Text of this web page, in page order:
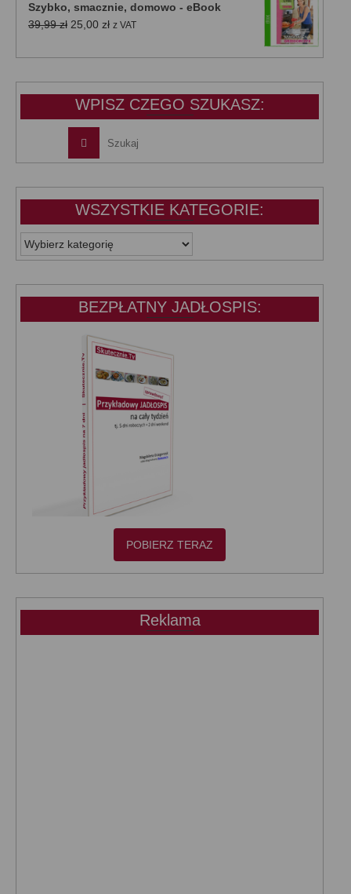
39,99 zł.25,00 zł.
Szybko, smacznie, domowo - eBook
39,99zł Pierwotna
wynosiła:
25,00 złAktualna
wynosi:
z VAT
WPISZ CZEGO SZUKASZ:
WSZYSTKIE KATEGORIE:
WSZYSTKIE
KATEGORIE:
BEZPŁATNY JADŁOSPIS:
POBIERZ TERAZ
Reklama